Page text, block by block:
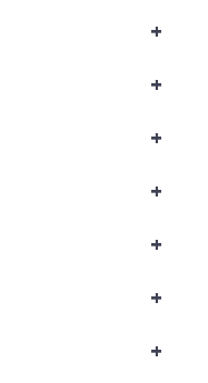
+
+
+
+
+
+
+